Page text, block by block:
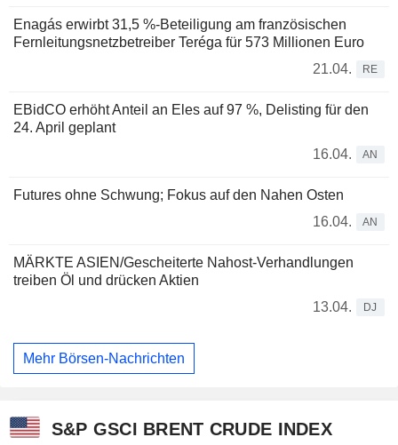
Enagás erwirbt 31,5 %-Beteiligung am französischen
Fernleitungsnetzbetreiber Teréga für 573 Millionen Euro
21.04.
RE
EBidCO erhöht Anteil an Eles auf 97 %, Delisting für den
24. April geplant
16.04.
AN
Futures ohne Schwung; Fokus auf den Nahen Osten
16.04.
AN
MÄRKTE ASIEN/Gescheiterte Nahost-Verhandlungen
treiben Öl und drücken Aktien
13.04.
DJ
Mehr Börsen-Nachrichten
S&P GSCI BRENT CRUDE INDEX